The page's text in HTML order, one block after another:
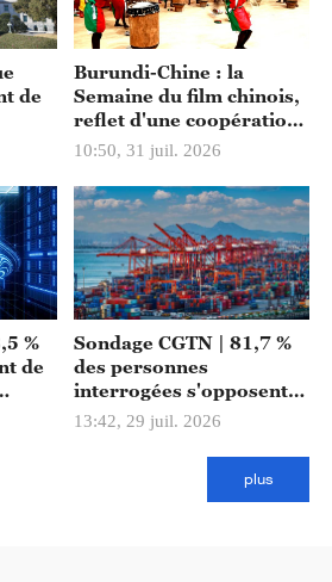
de
?
Burundi-Chine : la
Semaine du film chinois,
reflet d'une coopération
sino-africaine qui
rapproche les peuples
10:50, 31 juil. 2026
%
de
Sondage CGTN | 81,7 %
des personnes
interrogées s'opposent à
la politisation des
et commerciales sous le
13:42, 29 juil. 2026
plus